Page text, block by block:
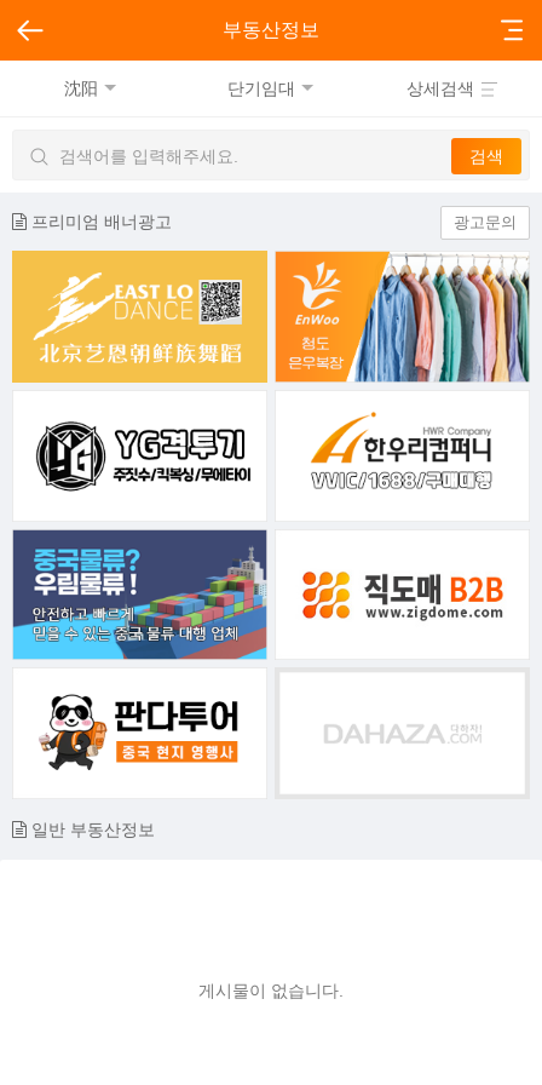
부동산정보
沈阳 단기임대 상세검색
프리미엄 배너광고 광고문의
일반 부동산정보
게시물이 없습니다.